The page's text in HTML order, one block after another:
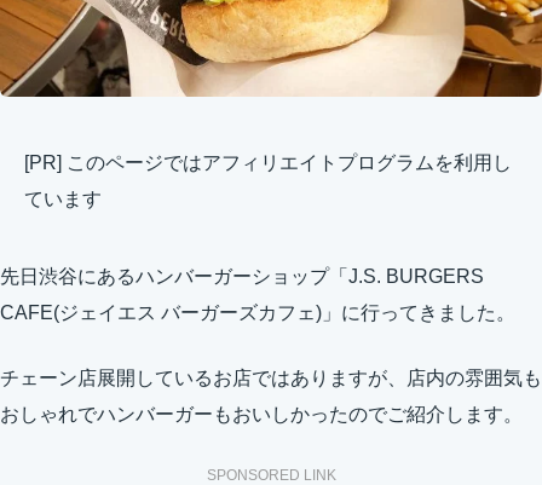
[PR] このページではアフィリエイトプログラムを利用し
ています
先日渋谷にあるハンバーガーショップ「J.S. BURGERS
CAFE(ジェイエス バーガーズカフェ)」に行ってきました。
チェーン店展開しているお店ではありますが、店内の雰囲気も
おしゃれでハンバーガーもおいしかったのでご紹介します。
SPONSORED LINK